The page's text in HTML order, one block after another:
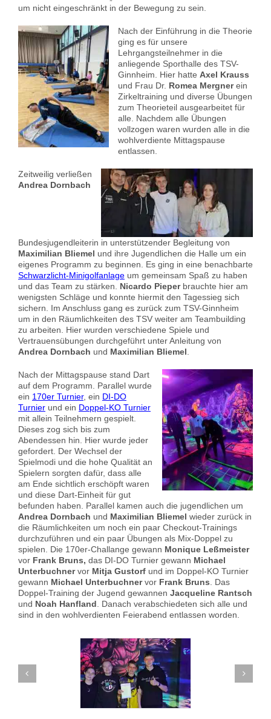
um nicht eingeschränktin der Bewegung zu sein.
Nach der Einführung in die Theorie
ging es für unsere
Lehrgangsteilnehmer in die
anliegende Sporthalle des TSV-
Ginnheim. Hier hatte Axel Krauss
und Frau Dr. Romea Mergnerein
Zirkeltraining und diverse Übungen
zum Theorieteil ausgearbeitet für
alle. Nachdem alle Übungen
vollzogen waren wurden alle in die
wohlverdiente Mittagspause
entlassen.
Zeitweilig verließen
Andrea Dornbach
Bundesjugendleiterin in unterstützender Begleitung von
Maximilian Bliemel und ihre Jugendlichen die Halle um ein
eigenes Programm zu beginnen. Es ging in eine benachbarte
Schwarzlicht-Minigolfanlageum gemeinsam Spaß zu haben
und das Team zu stärken. Nicardo Pieper brauchte hier am
wenigsten Schläge und konnte hiermit den Tagessieg sich
sichern. Im Anschluss gang es zurück zum TSV-Ginnheim
um in den Räumlichkeiten des TSV weiter am Teambuilding
zu arbeiten. Hier wurden verschiedene Spiele und
Vertrauensübungen durchgeführt unter Anleitung von
Andrea Dornbach und Maximilian Bliemel
Nach der Mittagspause stand Dart
auf dem Programm. Parallel wurde
ein 170er Turnier, ein DI-DO
Turnierund ein Doppel-KO Turnier
mit allein Teilnehmern gespielt.
Dieses zog sich bis zum
Abendessen hin. Hier wurde jeder
gefordert. Der Wechsel der
Spielmodi und die hohe Qualität an
Spielern sorgten dafür, dass alle
am Ende sichtlich erschöpft waren
und diese Dart-Einheit für gut
befunden haben. Parallel kamen auch die jugendlichen um
Andrea Dornbach und Maximilian Bliemel wieder zurück in
die Räumlichkeiten um noch ein paar Checkout-Trainings
durchzuführen und ein paar Übungen als Mix-Doppel zu
spielen. Die 170er-Challange gewann Monique Leßmeister
vor Frank Bruns, das DI-DO Turnier gewann Michael
Unterbuchnervor Mitja Gustorfund im Doppel-KO Turnier
gewann Michael Unterbuchnervor Frank Bruns . Das
Doppel-Training der Jugend gewannen Jacqueline Rantsch
und Noah Hanfland . Danach verabschiedeten sich alle und
sind in den wohlverdienten Feierabend entlassen worden.